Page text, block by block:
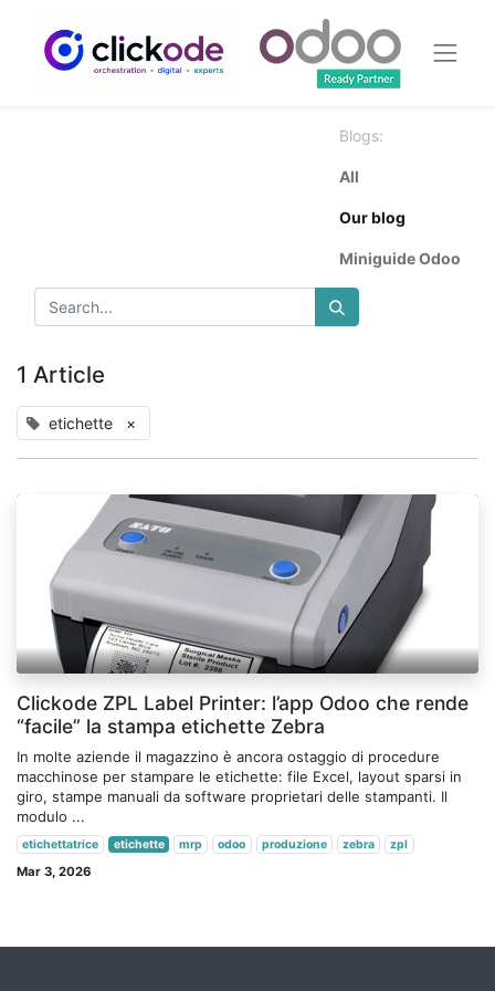
Blogs:
All
Our blog
Miniguide Odoo
1 Article
etichette ×
Clickode ZPL Label Printer: l’app Odoo che rende
“facile” la stampa etichette Zebra
In molte aziende il magazzino è ancora ostaggio di procedure
macchinose per stampare le etichette: file Excel, layout sparsi in
giro, stampe manuali da software proprietari delle stampanti. Il
modulo ...
etichettatrice etichette mrp odoo produzione zebra zpl
Mar 3, 2026